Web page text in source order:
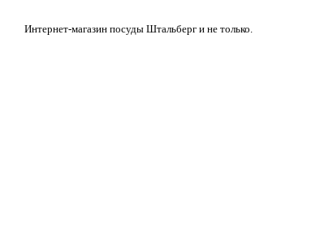
Интернет-магазин посуды Штальберг и не только.